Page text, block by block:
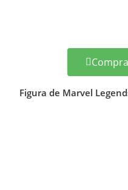
Figura de Marvel